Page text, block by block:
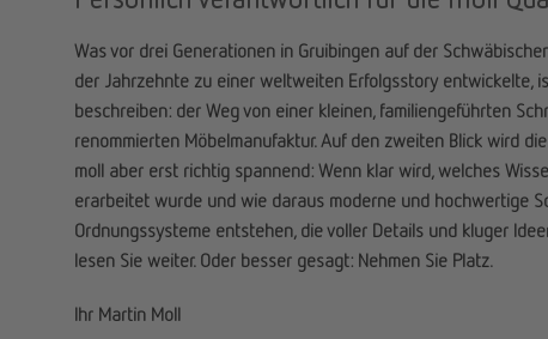
Was vor drei Generationen in Gruibingen auf der
der Jahrzehnte zu einer weltweiten Erfolgsstory entwickelte,
beschreiben: der Weg von einer kleinen, familiengeführten
renommierten Möbelmanufaktur. Auf den zweiten Blick wird
moll aber erst richtig spannend: Wenn klar wird, welches
erarbeitet wurde und wie daraus moderne und hochwertige
Ordnungssysteme entstehen, die voller Details und kluger
lesen Sie weiter. Oder besser gesagt: Nehmen Sie Platz.
Ihr Martin Moll